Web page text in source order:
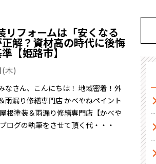
リフォームは「安くなる
解？資材高の時代に後悔
【姫路市】
木)
なさん、こんにちは！ 地域密着！外
雨漏り修繕専門店 かべやねペイント
根塗装＆雨漏り修繕専門店【かべや
ログの執筆をさせて頂く代・・・